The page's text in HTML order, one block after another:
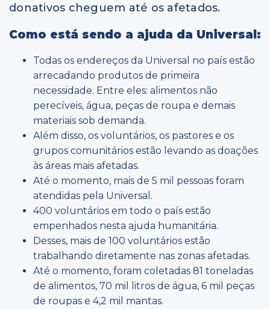
donativos cheguem até os afetados.
Como está sendo a ajuda da Universal:
Todas os endereços da Universal no país estão
arrecadando produtos de primeira
necessidade. Entre eles: alimentos não
perecíveis, água, peças de roupa e demais
materiais sob demanda.
Além disso, os voluntários, os pastores e os
grupos comunitários estão levando as doações
às áreas mais afetadas.
Até o momento, mais de 5 mil pessoas foram
atendidas pela Universal.
400 voluntários em todo o país estão
empenhados nesta ajuda humanitária.
Desses, mais de 100 voluntários estão
trabalhando diretamente nas zonas afetadas.
Até o momento, foram coletadas 81 toneladas
de alimentos, 70 mil litros de água, 6 mil peças
de roupas e 4,2 mil mantas.